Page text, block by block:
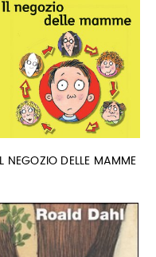
IL NEGOZIO DELLE MAMME